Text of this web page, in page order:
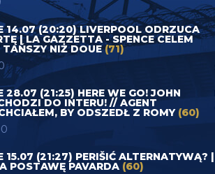
14.07 (20:20) LIVERPOOL ODRZUCA
| LA GAZZETTA - SPENCE CELEM
TAŃSZY NIŻ DOUE(71)
28.07 (21:25) HERE WE GO! JOHN
DO INTERU! // AGENT
BY ODSZEDŁ Z ROMY (60)
15.07 (21:27) PERIŠIĆ ALTERNATYWĄ? |
POSTAWĘ PAVARDA (60)